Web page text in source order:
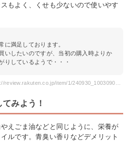
もよく、くせも少ないので使いやす
に満足しております。
いしたいのですが、当初の購入時よりか
りしているようで・・・
みよう！
えごま油などと同じように、栄養が
ルです。青臭い香りなどデメリット